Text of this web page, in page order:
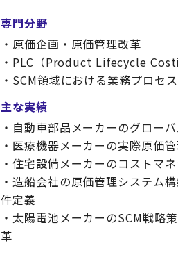
専門分野
・原価企画・原価管理改革
・PLC（Product Lifecycle
・SCM領域における業務プロセ
主な実績
・自動車部品メーカーのグロー
・医療機器メーカーの実際原価
・住宅設備メーカーのコストマ
・造船会社の原価管理システム
件定義
・太陽電池メーカーのSCM戦略
革